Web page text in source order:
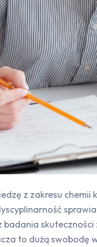
z zakresu
to dużą swobodę